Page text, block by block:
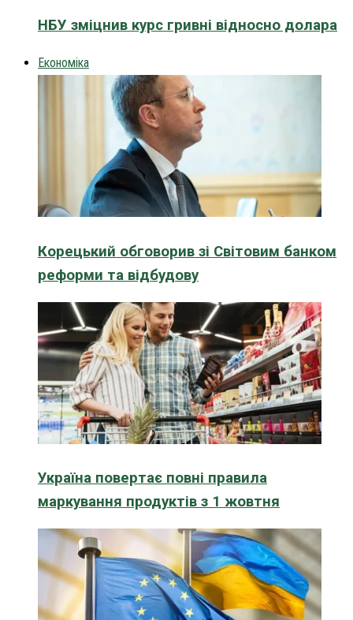
НБУ зміцнив курс гривні відносно долара
Економіка
Корецький обговорив зі Світовим банком
реформи та відбудову
Україна повертає повні правила
маркування продуктів з 1 жовтня